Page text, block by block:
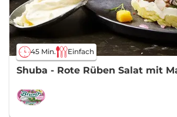
45 Min. Einfach
Shuba - Rote Rüben Salat mit